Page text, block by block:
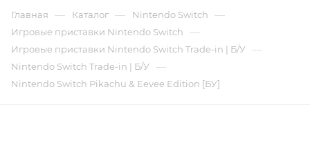
Главная — Каталог — Nintendo Switch —
Игровые приставки Nintendo Switch —
Игровые приставки Nintendo Switch Trade-in | Б/У —
Nintendo Switch Trade-in | Б/У —
Nintendo Switch Pikachu & Eevee Edition [БУ]